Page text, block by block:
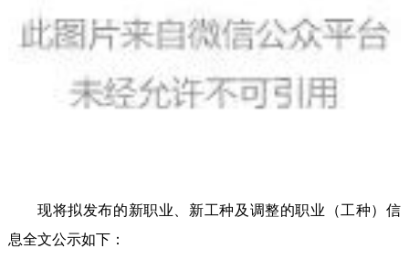
现将拟发布的新职业、新工种及调整的职业（工种）信
息全文公示如下：